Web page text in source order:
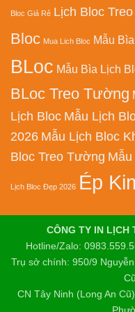
Bloc Giá Rẻ Lịch Bloc
Bloc Mua Lich Bloc Mẫu
BLoc Mẫu Bìa Lịch
BLoc Treo Tường
Lịch Bloc Mẫu Lịch
2026 Mẫu Lịch Bloc
Bloc Treo Tường
Lịch Bloc Đẹp 2026 Ép
CÔNG TY IN
Hotline/Zalo:
Trụ sở chính: 950/9
CN Tây Ninh (Long An